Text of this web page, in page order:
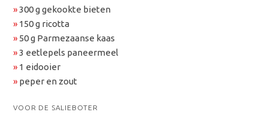
»300 g gekookte bieten
» 150 g ricotta
» 50 g Parmezaanse kaas
»3 eetlepels paneermeel
» 1 eidooier
» peper en zout
VOOR DE SALIEBOTER